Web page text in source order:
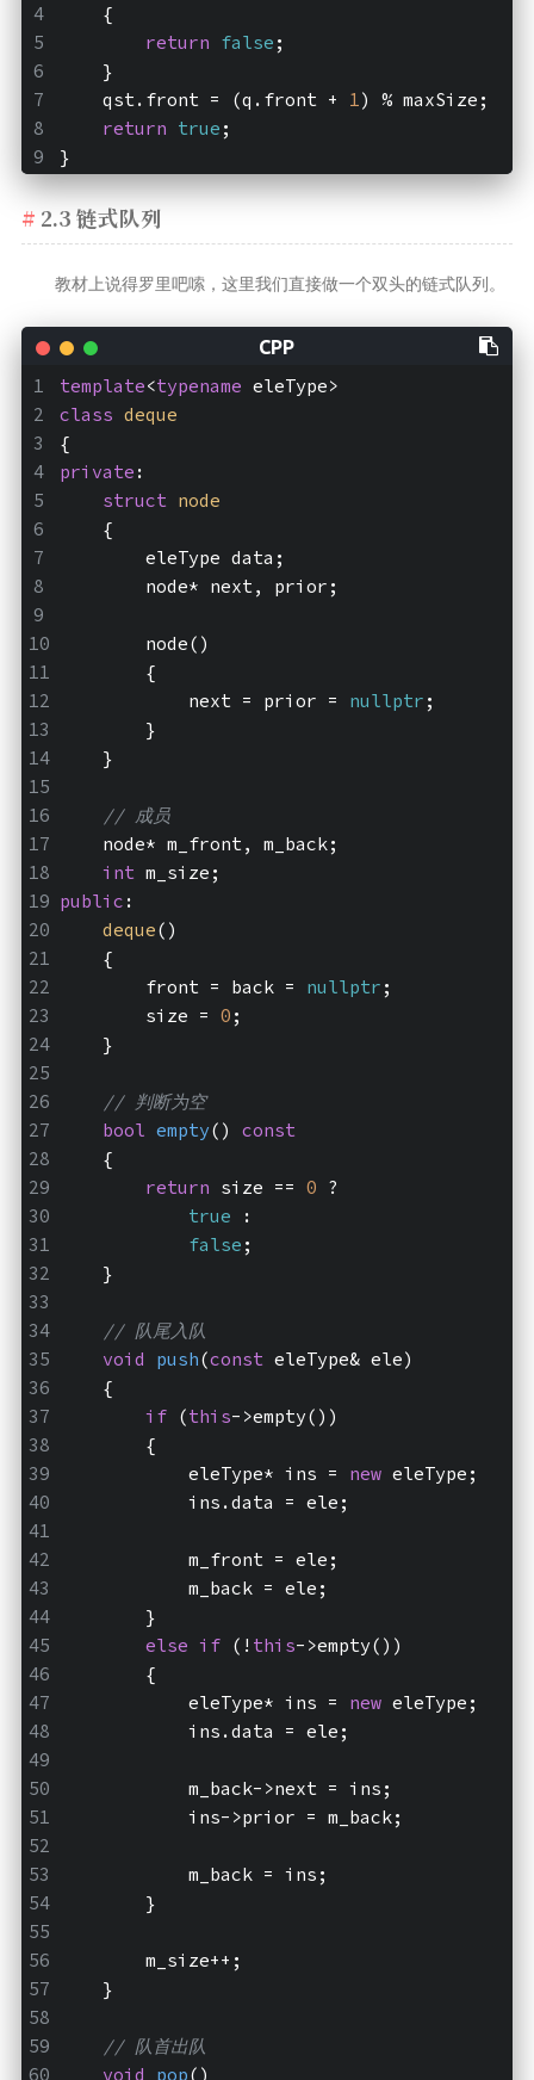
    {
return false ;
    }
    qst.front = (q.front +
1) % maxSize;
return true ;
}
2.3 链式队列
教材上说得罗里吧嗦，这里我们直接做一个双头的链式队列。
template<typename eleType>
class deque
{
private :
struct node
    {
        eleType data;
        node* next, prior;
        node()
        {
            next = prior =
nullptr ;
        }
    }
// 成员
    node* m_front, m_back;
int m_size;
public :
deque()
    {
        front = back =
nullptr ;
        size =
0 ;
    }
// 判断为空
bool empty()
const
    {
return size == 0 ?
true :
false ;
    }
// 队尾入队
void
push(const eleType& ele)
    {
if (this->empty())
        {
            eleType* ins =
new eleType;
            ins.data = ele;
            m_front = ele;
            m_back = ele;
        }
else if (! this->empty())
        {
            eleType* ins =
new eleType;
            ins.data = ele;
            m_back->next = ins;
            ins->prior = m_back;
            m_back = ins;
        }
        m_size++;
    }
// 队首出队
void
pop()